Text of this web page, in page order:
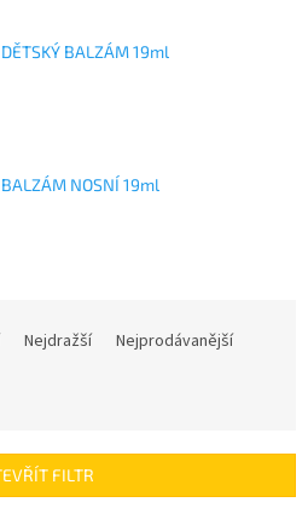
BALZÁM 19ml
NOSNÍ 19ml
Nejdražší
Nejprodávanější
FILTR